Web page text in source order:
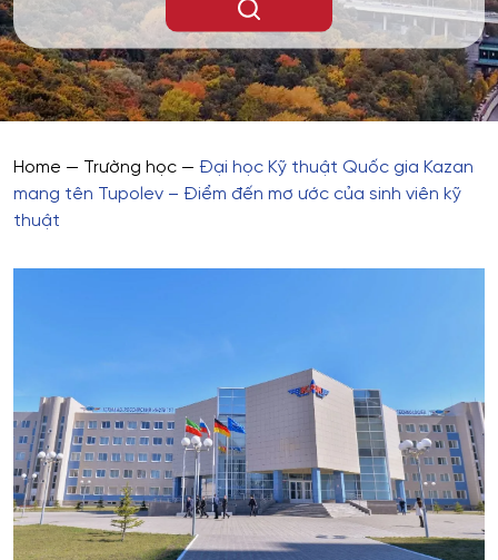
Home — Trường học — Đại học Kỹ thuật Quốc gia Kazan
mang tên Tupolev – Điểm đến mơ ước của sinh viên kỹ
thuật